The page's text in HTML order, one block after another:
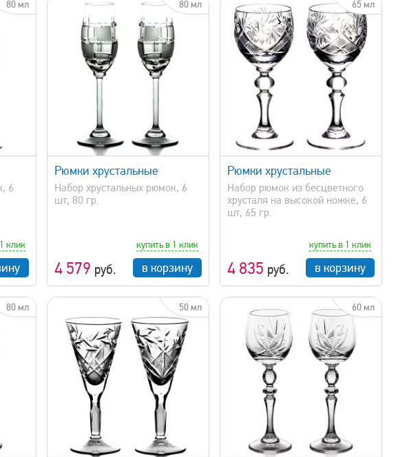
80 мл
6
клик
80 мл
Рюмки хрустальные
Набор хрустальных рюмок, 6
шт, 80 гр.
4 579 руб.
купить в 1 клик
в корзину
65 мл
быстрый просмотр
Рюмки хрустальные
Набор рюмок из бесцветного
хрусталя на высокой ножке, 6
шт, 65 гр.
4 835 руб.
купить в 1 клик
в корзину
80 мл 50 мл 60 мл
быстрый просмотр